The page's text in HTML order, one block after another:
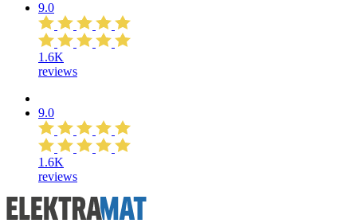
9.0
1.6K
reviews
9.0
1.6K
reviews